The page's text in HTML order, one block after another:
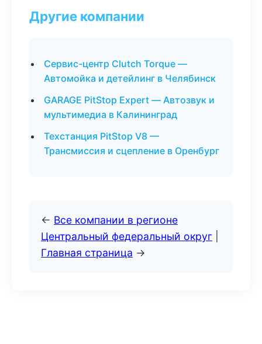
Другие компании
Сервис-центр Clutch Torque —
Автомойка и детейлинг в Челябинск
GARAGE PitStop Expert — Автозвук и
мультимедиа в Калининград
Техстанция PitStop V8 —
Трансмиссия и сцепление в Оренбург
← Все компании в регионе
Центральный федеральный округ
Главная страница →